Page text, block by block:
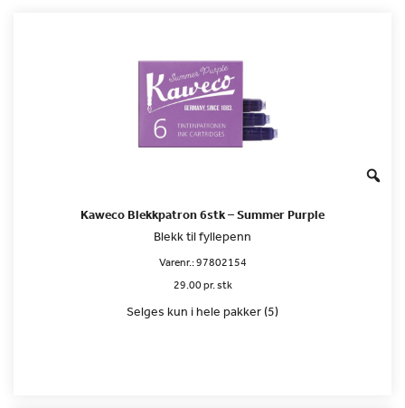
Kaweco Blekkpatron 6stk – Summer Purple
Blekk til fyllepenn
Varenr.:97802154
29.00 pr. stk
Selges kun i hele pakker (5)